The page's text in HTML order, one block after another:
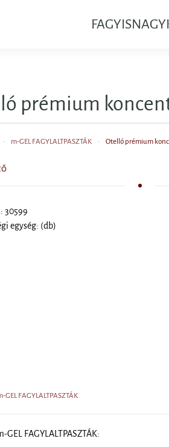
prémium
m-GEL FAGYLALTPASZTÁK Otelló prémium
30599
egység: (db)
GEL FAGYLALTPASZTÁK
GEL FAGYLALTPASZTÁK: